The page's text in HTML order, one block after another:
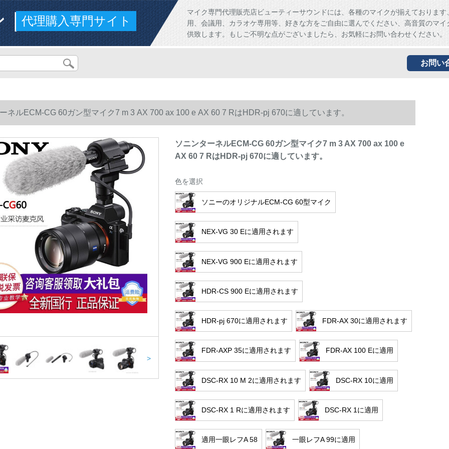
ド代理購入専門サイト
マイク専門代理販売店ビューティーサウンドには、各種のマイクが揃えております
用、会議用、カラオケ専用等、好きな方をご自由に選んでください、高音質のマイ
供致します。もしご不明な点がございましたら、お気軽にお問い合わせください。
お問い
ネルECM-CG 60ガン型マイク7 m 3 AX 700 ax 100 e AX 60 7 RはHDR-pj 670に適しています。
>
ソニンターネルECM-CG 60ガン型マイク7 m 3 AX 700 ax 100 e
AX 60 7 RはHDR-pj 670に適しています。
色を選択
ソニーのオリジナルECM-CG 60型マイク
NEX-VG 30 Eに適用されます
NEX-VG 900 Eに適用されます
HDR-CS 900 Eに適用されます
HDR-pj 670に適用されます FDR-AX 30に適用されます
FDR-AXP 35に適用されます FDR-AX 100 Eに適用
DSC-RX 10 M 2に適用されます DSC-RX 10に適用
DSC-RX 1 Rに適用されます DSC-RX 1に適用
適用一眼レフA 58 一眼レフA 99に適用